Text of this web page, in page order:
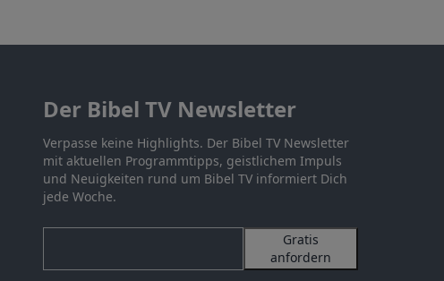
Der Bibel TV Newsletter
Verpasse keine Highlights. Der Bibel TV Newsletter
mit aktuellen Programmtipps, geistlichem Impuls
und Neuigkeiten rund um Bibel TV informiert Dich
jede Woche.
Gratis
anfordern